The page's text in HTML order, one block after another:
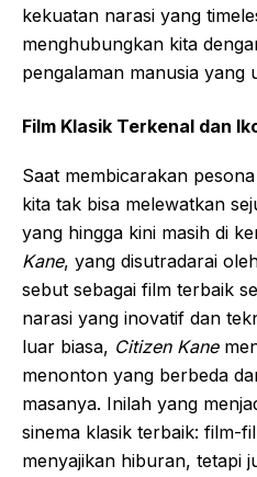
kekuatan narasi yang
menghubungkan kita
pengalaman manusia yang
Film Klasik Terkenal dan
Saat membicarakan
kita tak bisa melewatkan
yang hingga kini masih di
Kane, yang disutradarai
sebut sebagai film terbaik
narasi yang inovatif dan
luar biasa, Citizen Kane
menonton yang berbeda
masanya. Inilah yang
sinema klasik terbaik: film-
menyajikan hiburan, tetapi